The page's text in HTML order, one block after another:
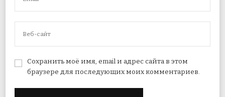
Сохранить моё имя, email и адрес сайта в этом
браузере для последующих моих комментариев.